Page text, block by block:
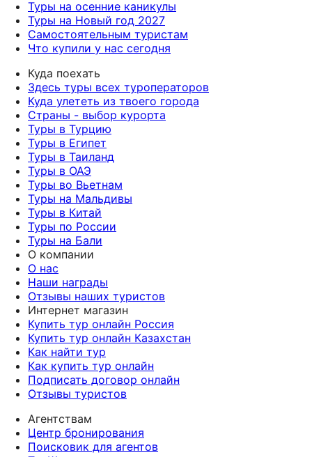
Туры на осенние каникулы
Туры на Новый год 2027
Самостоятельным туристам
Что купили у нас сегодня
Куда поехать
Здесь туры всех туроператоров
Куда улететь из твоего города
Страны - выбор курорта
Туры в Турцию
Туры в Египет
Туры в Таиланд
Туры в ОАЭ
Туры во Вьетнам
Туры на Мальдивы
Туры в Китай
Туры по России
Туры на Бали
О компании
О нас
Наши награды
Отзывы наших туристов
Интернет магазин
Купить тур онлайн Россия
Купить тур онлайн Казахстан
Как найти тур
Как купить тур онлайн
Подписать договор онлайн
Отзывы туристов
Агентствам
Центр бронирования
Поисковик для агентов